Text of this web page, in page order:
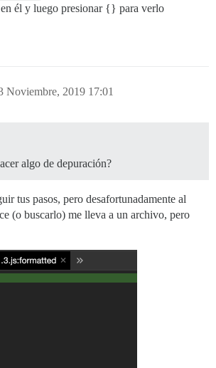
él y luego presionar {} para verlo
Noviembre, 2019 17:01
algo de depuración?
tus pasos, pero desafortunadamente al
(o buscarlo) me lleva a un archivo, pero